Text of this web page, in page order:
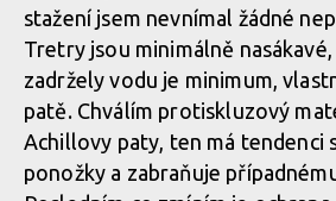
Otáčením kolečka jedním směrem se
na druhou stranu se struna odjistí, povolí
dalšího točení kolečkem
KLS BEAT v akci
KLS BEAT v akci
stažení jsem nevnímal žádné
Tretry jsou minimálně
zadržely vodu je minimum,
patě. Chválím protiskluzový
Achillovy paty, ten má tendenci
ponožky a zabraňuje